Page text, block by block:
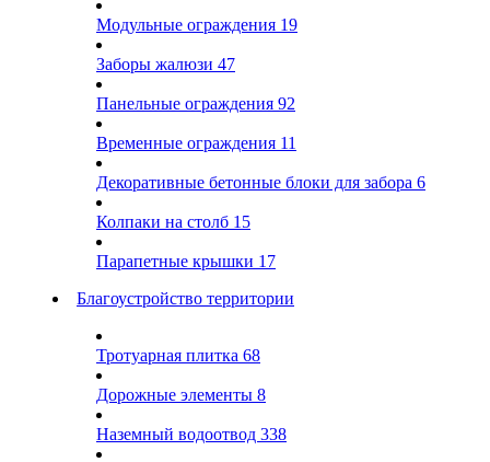
Модульные ограждения 19
Заборы жалюзи 47
Панельные ограждения 92
Временные ограждения 11
Декоративные бетонные блоки для забора 6
Колпаки на столб 15
Парапетные крышки 17
Благоустройство территории
Тротуарная плитка 68
Дорожные элементы 8
Наземный водоотвод 338